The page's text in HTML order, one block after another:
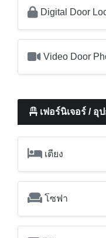
Digital Door
Video Door
เฟอร์นิเจอร์ /
เตียง
โซฟา